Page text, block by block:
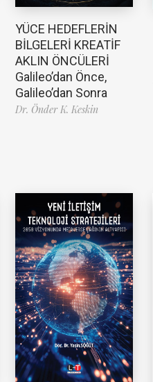
YÜCE HEDEFLERİN
BİLGELERİ KREATİF
AKLIN ÖNCÜLERİ
Galileo’dan Önce,
Galileo’dan Sonra
Dr. Önder K. Keskin